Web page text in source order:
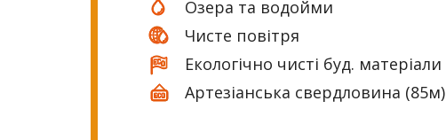
Озера та водойми
Чисте повітря
Екологічно чисті буд. матеріали
Артезіанська свердловина (85м)